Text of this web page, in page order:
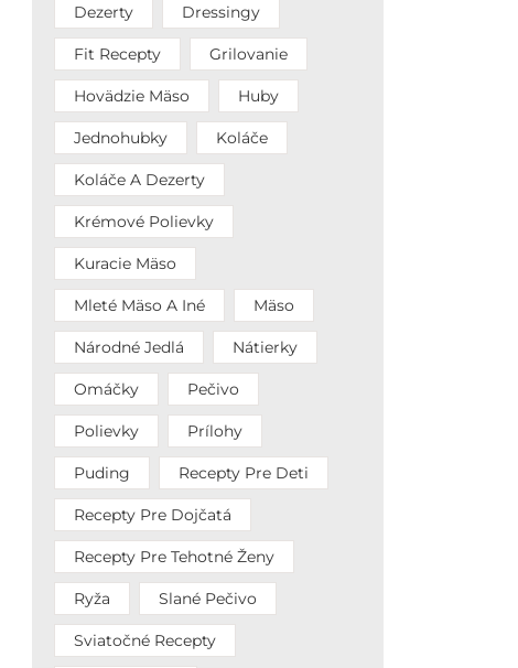
Dezerty Dressingy
Fit Recepty Grilovanie
Hovädzie Mäso Huby
Jednohubky Koláče
Koláče A Dezerty
Krémové Polievky
Kuracie Mäso
Mleté Mäso A Iné Mäso
Národné Jedlá Nátierky
Omáčky Pečivo
Polievky Prílohy
Puding Recepty Pre Deti
Recepty Pre Dojčatá
Recepty Pre Tehotné Ženy
Ryža Slané Pečivo
Sviatočné Recepty